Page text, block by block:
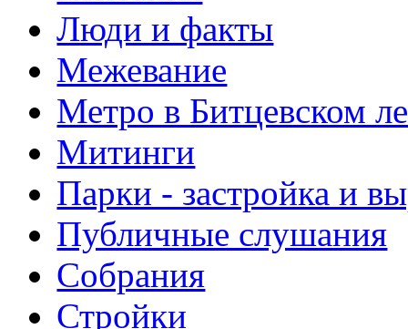
Люди и факты
Межевание
Метро в Битцевском
Митинги
Парки - застройка и
Публичные слушания
Собрания
Стройки